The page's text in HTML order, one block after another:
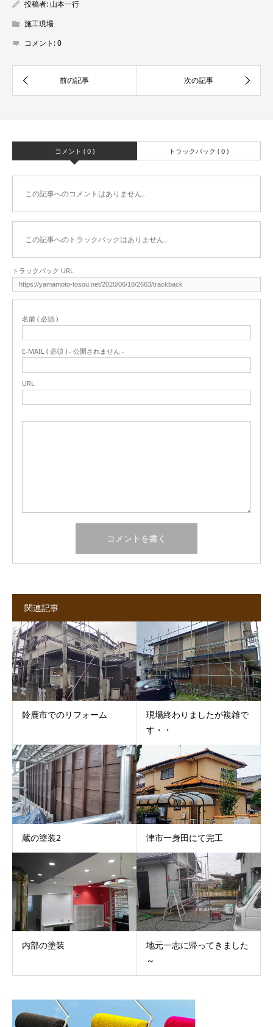
投稿者: 山本一行
施工現場
コメント:0
コメント ( 0 ) トラックバック ( 0 )
この記事へのコメントはありません。
この記事へのトラックバックはありません。
トラックバック URL
名前 ( 必須 )
E-MAIL ( 必須 ) - 公開されません -
URL
関連記事
鈴鹿市でのリフォーム
現場終わりましたが複雑で
す・・
蔵の塗装2 津市一身田にて完工
内部の塗装
地元一志に帰ってきました
～